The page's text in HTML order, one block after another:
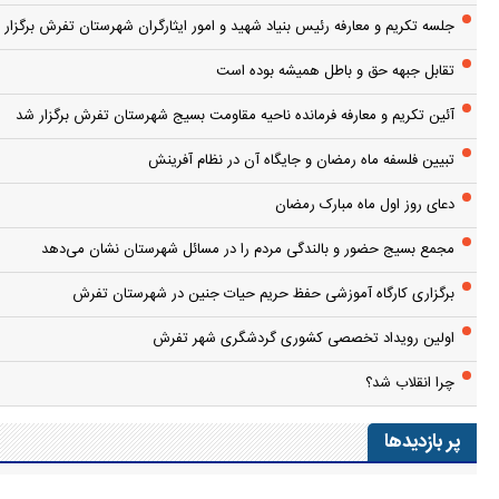
جلسه تکریم و معارفه رئیس بنیاد شهید و امور ایثارگران شهرستان تفرش
تقابل جبهه حق و باطل همیشه بوده است
آئین تکریم و معارفه فرمانده ناحیه مقاومت بسیج شهرستان تفرش برگزار شد
تبیین فلسفه ماه رمضان و جایگاه آن در نظام آفرینش
دعای روز اول ماه مبارک رمضان
مجمع بسیج حضور و بالندگی مردم را در مسائل شهرستان نشان می‌دهد
برگزاری کارگاه آموزشی حفظ حریم حیات جنین در شهرستان تفرش
اولین رویداد تخصصی کشوری گردشگری شهر تفرش
چرا انقلاب شد؟
پر بازدیدها